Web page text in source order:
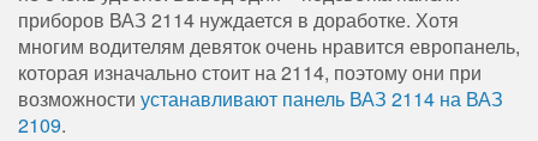
приборов ВАЗ 2114 нуждается в доработке. Хотя
многим водителям девяток очень нравится европанель,
которая изначально стоит на 2114, поэтому они при
возможности устанавливают панель ВАЗ 2114 на ВАЗ
2109.